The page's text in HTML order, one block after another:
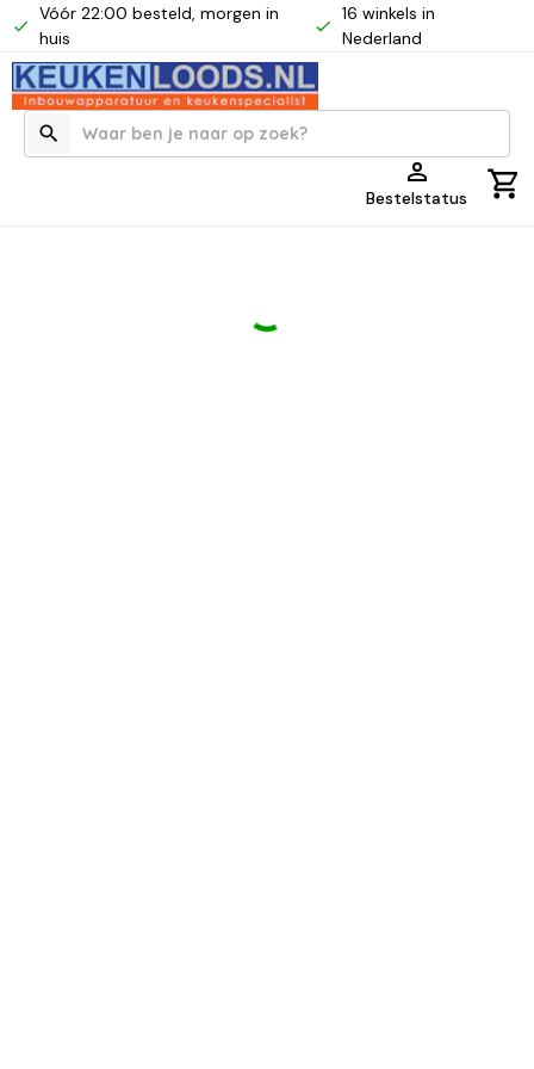
Vóór 22:00 besteld, morgen in
huis
16 winkels in
Nederland
Bestelstatus